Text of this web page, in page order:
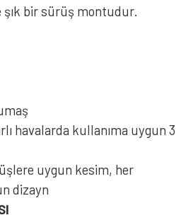
şık bir sürüş montudur.
havalarda kullanıma uygun 3
uygun kesim, her
dizayn